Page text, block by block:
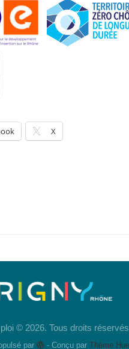
X
© 2026. Tous droits
par - Conçu parThème